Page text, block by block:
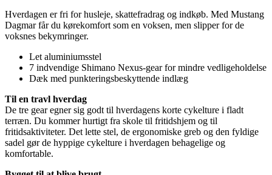
Hverdagen er fri for husleje, skattefradrag og indkøb. Med Mustang
Dagmar får du kørekomfort som en voksen, men slipper for de
voksnes bekymringer.
Let aluminiumsstel
7 indvendige Shimano Nexus-gear for mindre vedligeholdelse
Dæk med punkteringsbeskyttende indlæg
Til en travl hverdag
De tre gear egner sig godt til hverdagens korte cykelture i fladt
terræn. Du kommer hurtigt fra skole til fritidshjem og til
fritidsaktiviteter. Det lette stel, de ergonomiske greb og den fyldige
sadel gør de hyppige cykelture i hverdagen behagelige og
komfortable.